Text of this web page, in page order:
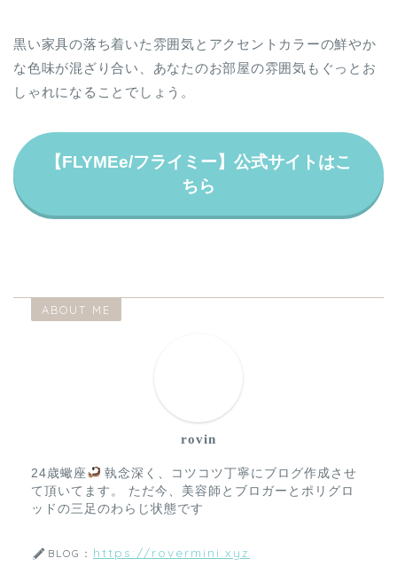
黒い家具の落ち着いた雰囲気とアクセントカラーの鮮やか
な色味が混ざり合い、あなたのお部屋の雰囲気もぐっとお
しゃれになることでしょう。
【FLYMEe/フライミー】公式サイトはこ
ちら
ABOUT ME
rovin
24歳蠍座
執念深く、コツコツ丁寧にブログ作成させ
て頂いてます。 ただ今、美容師とブロガーとポリグロ
ッドの三足のわらじ状態です
BLOG： https://rovermini.xyz